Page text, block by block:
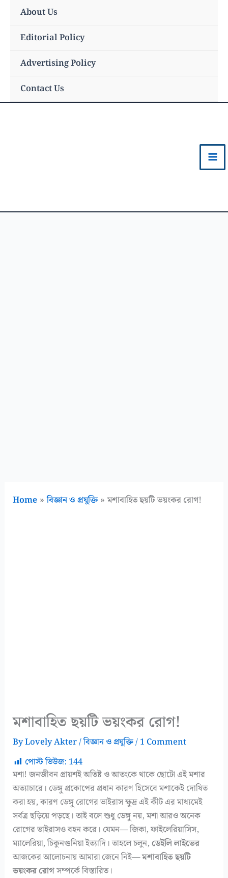
content
About Us
Editorial Policy
Advertising Policy
Contact Us
Home বিজ্ঞান ও প্রযুক্তি মশাবাহিত ছয়টি ভয়ংকর রোগ!
মশাবাহিত ছয়টি ভয়ংকর রোগ!
ByLovely Akter/বিজ্ঞান ও প্রযুক্তি/1 Comment
পোস্ট ভিউজ: 144
মশা! জনজীবন প্রায়শই অতিষ্ট ও আতংকে থাকে ছোটো এই মশার
অত্যাচারে। ডেঙ্গু প্রকোপের প্রধান কারণ হিসেবে মশাকেই দোষিত
করা হয়, কারণ ডেঙ্গু রোগের ভাইরাস ক্ষুদ্র এই কীট এর মাধ্যমেই
সর্বত্র ছড়িয়ে পড়ছে। তাই বলে শুধু ডেঙ্গু নয়, মশা আরও অনেক
রোগের ভাইরাসও বহন করে। যেমন— জিকা, ফাইলেরিয়াসিস,
ম্যালেরিয়া, চিকুনগুনিয়া ইত্যাদি। তাহলে চলুন,ডেইলি লাইভের
আজকের আলোচনায় আমারা জেনে নিই—মশাবাহিত ছয়টি
ভয়ংকর রোগসম্পর্কে বিস্তারিত।